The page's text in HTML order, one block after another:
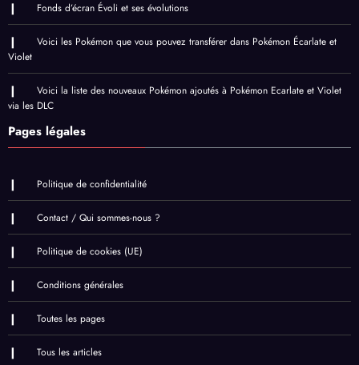
Fonds d’écran Évoli et ses évolutions
Voici les Pokémon que vous pouvez transférer dans Pokémon Écarlate et
Violet
Voici la liste des nouveaux Pokémon ajoutés à Pokémon Ecarlate et Violet
via les DLC
Pages légales
Politique de confidentialité
Contact / Qui sommes-nous ?
Politique de cookies (UE)
Conditions générales
Toutes les pages
Tous les articles